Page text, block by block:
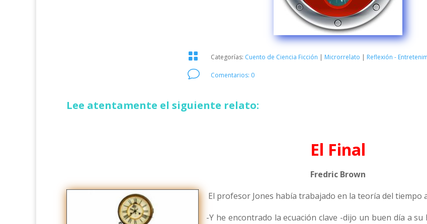
 Categorías: Cuento de Ciencia Ficción | Microrrelato | Reflexión -
v Comentarios: 0
Lee atentamente el siguiente relato:
El Final
Fredric Brown
El profesor Jones había trabajado en la teoría del tiempo
-Y he encontrado la ecuación clave -dijo un buen día a